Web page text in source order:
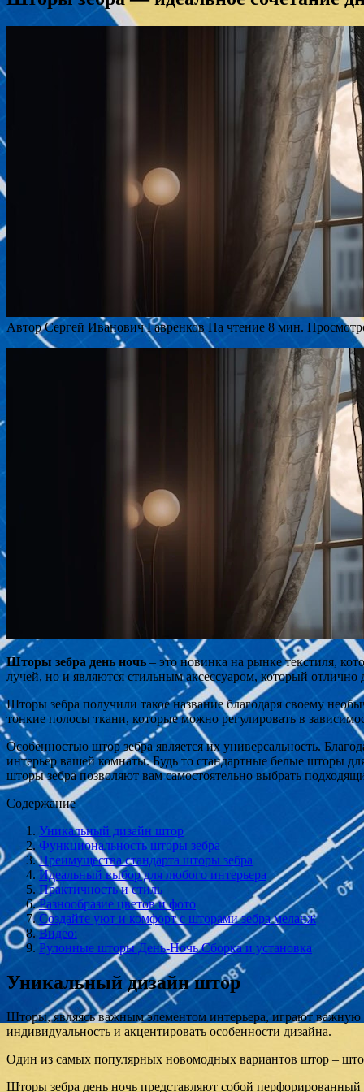
АвторСергей Иванович Гавренков На чтение 8 мин.
Шторы зебра день ночь – это новинка на рынке текстиля,
лучей, но и являются стильным аксессуаром, который
Шторы зебра получили такое название благодаря своему
тонкие полосы ткани, которые можно регулировать в
Особенностью штор зебра является их универсальность.
интерьер вашей комнаты. Будь то стандартные белые шторы
шторы зебра позволяют вам самостоятельно выбрать
Содержание
Уникальный дизайн штор
Функциональность шторы зебра
Преимущества стандарта шторы зебра
Идеальный выбор для любого интерьера
Практичность и стиль
Разнообразие цветов и фото
Создайте уют и комфорт с шторами зебра меланж
Видео:
Рулонные шторы День-Ночь.Сборка и установка
Уникальный дизайн штор
Шторы, являясь важным элементом интерьера, играют
индивидуальность и акцентировать особенности дизайна.
Один из самых популярных новомодных вариантов штор –
Шторы зебра день ночь представляют собой перфорированный